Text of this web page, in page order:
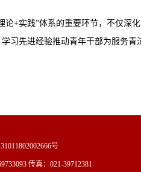
论+实践”体系的重要环节，不仅深
习先进经验推动青年干部为服务青
号
传真：021-39712381